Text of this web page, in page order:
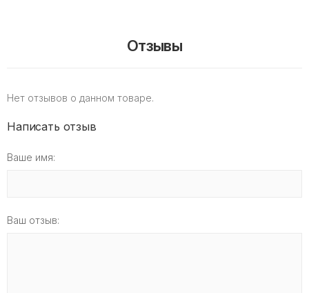
Отзывы
Нет отзывов о данном товаре.
Написать отзыв
Ваше имя:
Ваш отзыв: